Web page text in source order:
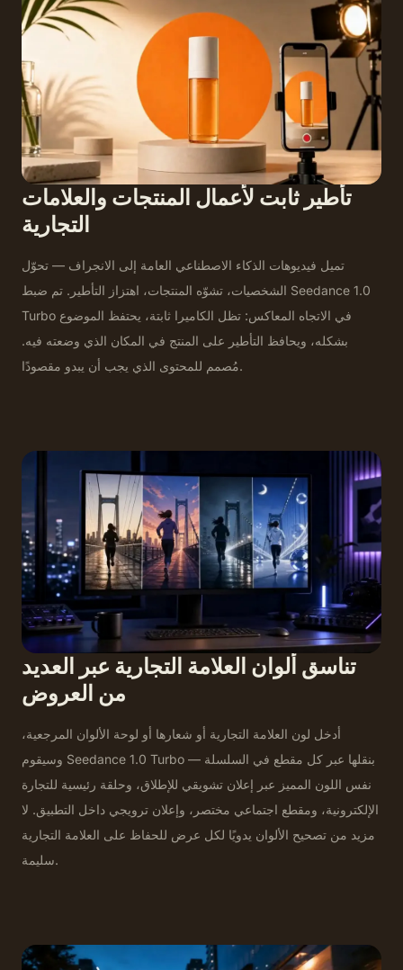
تأطير ثابت لأعمال المنتجات والعلامات
التجارية
تميل فيديوهات الذكاء الاصطناعي العامة إلى الانجراف — تحوّل
الشخصيات، تشوّه المنتجات، اهتزاز التأطير. تم ضبط Seedance 1.0
Turbo في الاتجاه المعاكس: تظل الكاميرا ثابتة، يحتفظ الموضوع
بشكله، ويحافظ التأطير على المنتج في المكان الذي وضعته فيه.
مُصمم للمحتوى الذي يجب أن يبدو مقصودًا.
تناسق ألوان العلامة التجارية عبر العديد
من العروض
أدخل لون العلامة التجارية أو شعارها أو لوحة الألوان المرجعية،
وسيقوم Seedance 1.0 Turbo بنقلها عبر كل مقطع في السلسلة —
نفس اللون المميز عبر إعلان تشويقي للإطلاق، وحلقة رئيسية للتجارة
الإلكترونية، ومقطع اجتماعي مختصر، وإعلان ترويجي داخل التطبيق. لا
مزيد من تصحيح الألوان يدويًا لكل عرض للحفاظ على العلامة التجارية
سليمة.